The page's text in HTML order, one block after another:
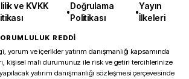
ve KVKK
•
Doğrulama
Politikası
•
Yayın
İlkeleri
REDDİ
yorum ve içerikler yatırım danışmanlığı kapsamında
kişisel mali durumunuz ile risk ve getiri tercihlerinize
yatırım danışmanlığı sözleşmesi çerçevesinde